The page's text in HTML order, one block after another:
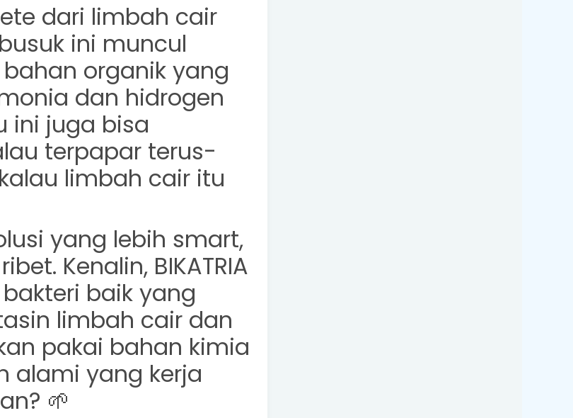
dari limbah cair
ini muncul
organik yang
dan hidrogen
ini juga bisa
terpapar terus-
limbah cair itu
yang lebih smart,
. Kenalin, BIKATRIA
baik yang
limbah cair dan
pakai bahan kimia
alami yang kerja
🌱